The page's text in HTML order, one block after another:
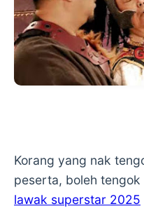
Korang yang nak
peserta, boleh tengok
lawak superstar 2025